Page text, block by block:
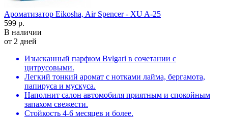
Ароматизатор Eikosha, Air Spencer - XU A-25
599 р.
В наличии
от 2 дней
Изысканный парфюм Bvlgari в сочетании с
цитрусовыми.
Легкий тонкий аромат с нотками лайма, бергамота,
папируса и мускуса.
Наполнит салон автомобиля приятным и спокойным
запахом свежести.
Стойкость 4-6 месяцев и более.